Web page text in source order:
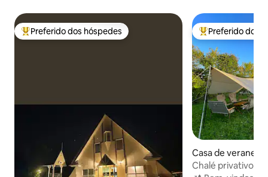
Entre os melhores preferidos dos hóspedes
Preferido dos hóspedes Entre os
Preferido dos
Casa de veraneio
no
Chalé privativo e